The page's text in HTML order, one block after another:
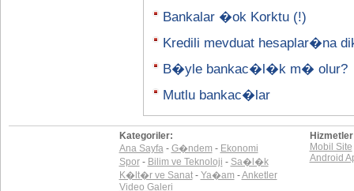
Bankalar �ok Korktu (!)
Kredili mevduat hesaplar�na
B�yle bankac�l�k m� olur?
Mutlu bankac�lar
Kategoriler:
Ana Sayfa- G�ndem - Ekonomi
Spor- Bilim ve Teknoloji - Sa�l�k
K�lt�r ve Sanat- Ya�am -Anketler
Video Galeri
Mobil Site
Android